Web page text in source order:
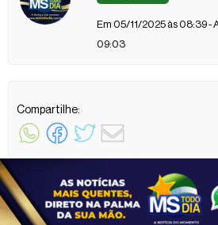
Em 05/11/2025 às 08:39 -
09:03
Compartilhe: